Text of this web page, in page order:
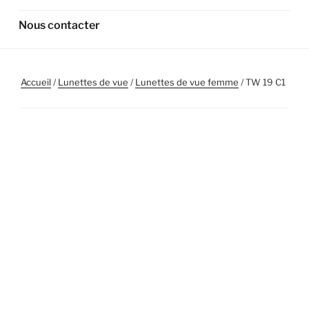
Nous contacter
Accueil/Lunettes de vue /Lunettes de vue femme / TW 19 C1